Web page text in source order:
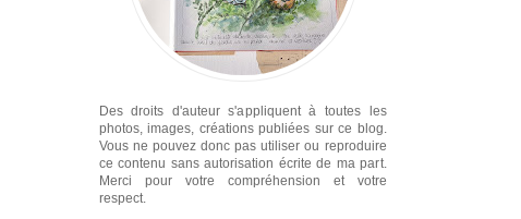
Des droits d'auteur s'appliquent à toutes les
photos, images, créations publiées sur ce blog.
Vous ne pouvez donc pas utiliser ou reproduire
ce contenu sans autorisation écrite de ma part.
Merci pour votre compréhension et votre
respect.